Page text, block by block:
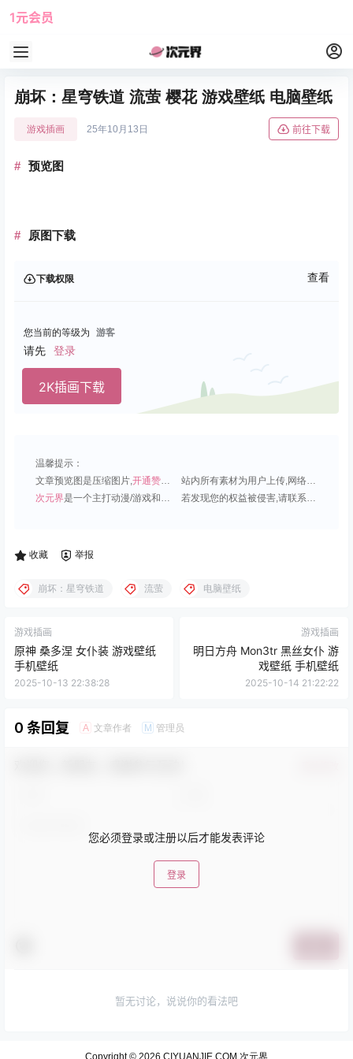
1元会员
崩坏：星穹铁道 流萤 樱花 游戏壁纸 电脑壁纸
游戏插画 25年10月13日 前往下载
预览图
原图下载
下载权限 查看
您当前的等级为 游客
请先 登录
2K插画下载
温馨提示：
文章预览图是压缩图片,开通赞助会员 可免费下载超清原图;
站内所有素材为用户上传,网络分享或原创,请勿用于商业用途;
次元界是一个主打动漫/游戏和虚拟偶像角色的插画壁纸平台; 若发现您的权益被侵害,请联系QQ1815919191,我们尽快处理.
收藏 举报
崩坏：星穹铁道 流萤 电脑壁纸
游戏插画
原神 桑多涅 女仆装 游戏壁纸
手机壁纸
2025-10-13 22:38:28
游戏插画
明日方舟 Mon3tr 黑丝女仆 游
戏壁纸 手机壁纸
2025-10-14 21:22:22
0 条回复 A 文章作者 M 管理员
您必须登录或注册以后才能发表评论
登录
暂无讨论，说说你的看法吧
Copyright © 2026 CIYUANJIE.COM 次元界